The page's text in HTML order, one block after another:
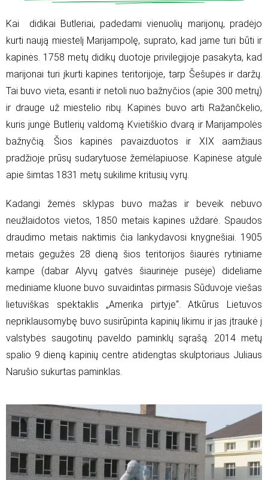
Kai didikai Butleriai, padedami vienuolių marijonų, pradėjo
kurti naują miestelį Marijampolę, suprato, kad jame turi būti ir
kapinės. 1758 metų didikų duotoje privilegijoje pasakyta, kad
marijonai turi įkurti kapines teritorijoje, tarp Šešupės ir daržų.
Tai buvo vieta, esanti ir netoli nuo bažnyčios (apie 300 metrų)
ir drauge už miestelio ribų. Kapinės buvo arti Ražančkelio,
kuris jungė Butlerių valdomą Kvietiškio dvarą ir Marijampolės
bažnyčią. Šios kapinės pavaizduotos ir XIX aamžiaus
pradžioje prūsų sudarytuose žemėlapiuose. Kapinėse atgulė
apie šimtas 1831 metų sukilime kritusių vyrų.
Kadangi žemės sklypas buvo mažas ir beveik nebuvo
neužlaidotos vietos, 1850 metais kapines uždarė. Spaudos
draudimo metais naktimis čia lankydavosi knygnešiai. 1905
metais gegužės 28 dieną šios teritorijos šiaurės rytiniame
kampe (dabar Alyvų gatvės šiaurinėje pusėje) dideliame
mediniame kluone buvo suvaidintas pirmasis Sūduvoje viešas
lietuviškas spektaklis „Amerika pirtyje“. Atkūrus Lietuvos
nepriklausomybę buvo susirūpinta kapinių likimu ir jas įtraukė į
valstybės saugotinų paveldo paminklų sąrašą. 2014 metų
spalio 9 dieną kapinių centre atidengtas skulptoriaus Juliaus
Narušio sukurtas paminklas.